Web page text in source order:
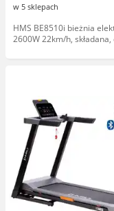
w 5 sklepach
HMS BE8510i bieżnia
2600W 22km/h, składana,